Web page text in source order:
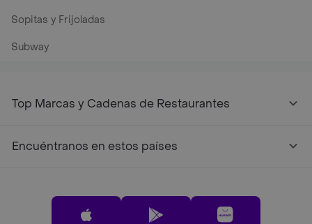
Sopitas y Frijoladas
Subway
Top Marcas y Cadenas de Restaurantes
Encuéntranos en estos países